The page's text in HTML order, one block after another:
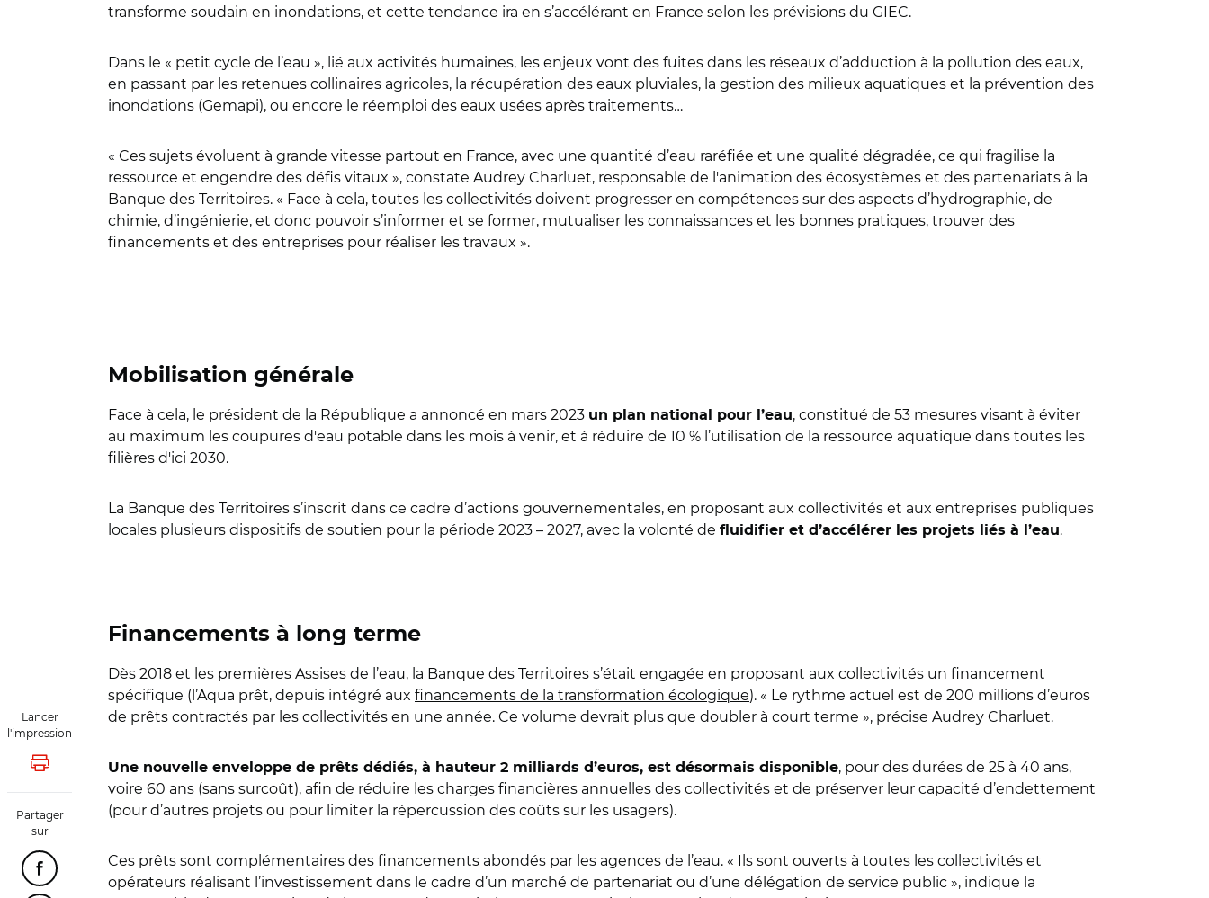
Lancer
l'impression
Lancer l'impression
Partager
sur
Partager cette page sur Facebook
transforme soudain en inondations, et cette tendance ira en s’accélérant en France selon les prévisions du GIEC.
Dans le « petit cycle de l’eau », lié aux activités humaines, les enjeux vont des fuites dans les réseaux d’adduction à la pollution des eaux,
en passant par les retenues collinaires agricoles, la récupération des eaux pluviales, la gestion des milieux aquatiques et la prévention des
inondations (Gemapi), ou encore le réemploi des eaux usées après traitements…
« Ces sujets évoluent à grande vitesse partout en France, avec une quantité d’eau raréfiée et une qualité dégradée, ce qui fragilise la
ressource et engendre des défis vitaux », constate Audrey Charluet, responsable de l'animation des écosystèmes et des partenariats à la
Banque des Territoires. « Face à cela, toutes les collectivités doivent progresser en compétences sur des aspects d’hydrographie, de
chimie, d’ingénierie, et donc pouvoir s’informer et se former, mutualiser les connaissances et les bonnes pratiques, trouver des
financements et des entreprises pour réaliser les travaux ».
Mobilisation générale
Face à cela, le président de la République a annoncé en mars 2023 un plan national pour l’eau, constitué de 53 mesures visant à éviter
au maximum les coupures d'eau potable dans les mois à venir, et à réduire de 10 % l’utilisation de la ressource aquatique dans toutes les
filières d'ici 2030.
La Banque des Territoires s’inscrit dans ce cadre d’actions gouvernementales, en proposant aux collectivités et aux entreprises publiques
locales plusieurs dispositifs de soutien pour la période 2023 – 2027, avec la volonté de fluidifier et d’accélérer les projets liés à l’eau.
Financements à long terme
Dès 2018 et les premières Assises de l’eau, la Banque des Territoires s’était engagée en proposant aux collectivités un financement
spécifique (l’Aqua prêt, depuis intégré aux financements de la transformation écologique). « Le rythme actuel est de 200 millions d’euros
de prêts contractés par les collectivités en une année. Ce volume devrait plus que doubler à court terme », précise Audrey Charluet.
Une nouvelle enveloppe de prêts dédiés, à hauteur 2 milliards d’euros, est désormais disponible, pour des durées de 25 à 40 ans,
voire 60 ans (sans surcoût), afin de réduire les charges financières annuelles des collectivités et de préserver leur capacité d’endettement
(pour d’autres projets ou pour limiter la répercussion des coûts sur les usagers).
Ces prêts sont complémentaires des financements abondés par les agences de l’eau. « Ils sont ouverts à toutes les collectivités et
opérateurs réalisant l’investissement dans le cadre d’un marché de partenariat ou d’une délégation de service public », indique la